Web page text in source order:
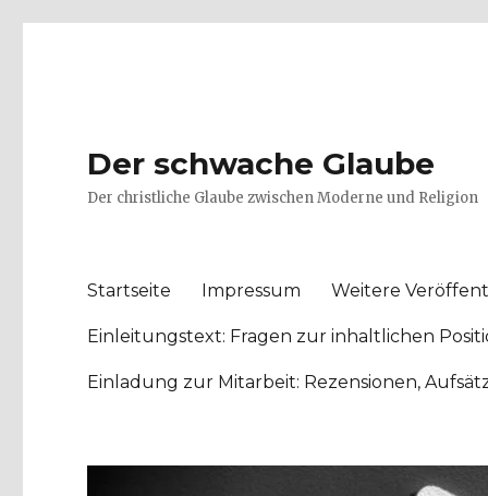
Der schwache Glaube
Der christliche Glaube zwischen Moderne und Religion
Startseite Impressum Weitere
Einleitungstext: Fragen zur inhaltlichen
Einladung zur Mitarbeit: Rezensionen,